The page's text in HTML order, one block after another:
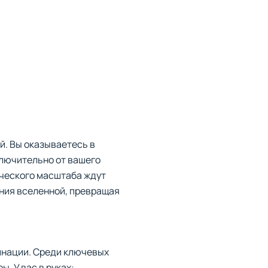
Вы оказываетесь в
от вашего
масштаба ждут
вселенной, превращая
Среди ключевых